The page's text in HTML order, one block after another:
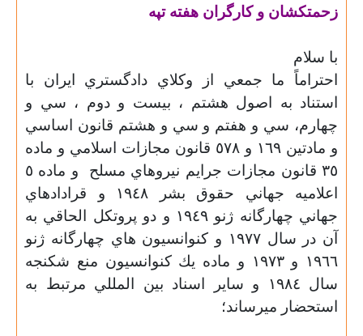
زحمتكشان و كارگران هفته تپه
با سلام
احتراماً ما جمعي از وكلاي دادگستري ايران با
استناد به اصول هشتم ، بيست و دوم ، سي و
چهارم، سي و هفتم و سي و هشتم قانون اساسي
و مادتين ١٦٩ و ٥٧٨ قانون مجازات اسلامي و ماده
٣٥ قانون مجازات جرايم نيروهاي مسلح
و ماده ٥
اعلاميه جهاني حقوق بشر ١٩٤٨ و قرادادهاي
جهاني چهارگانه ژنو ١٩٤٩ و دو پروتكل الحاقي به
آن در سال ١٩٧٧ و كنوانسيون هاي چهارگانه ژنو
١٩٦٦ و ١٩٧٣ و ماده يك كنوانسيون منع شكنجه
سال ١٩٨٤ و ساير اسناد بين المللي مرتبط به
استحضار ميرساند؛